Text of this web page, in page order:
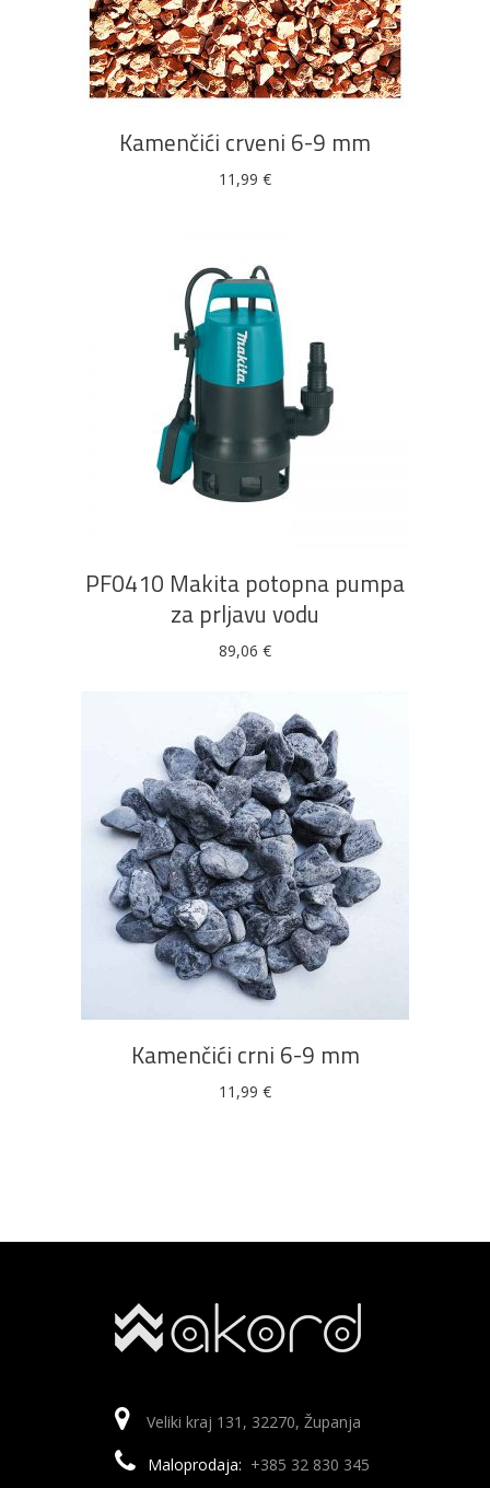
DODAJ U KOŠARICU
Kamenčići crveni 6-9 mm
11,99 €
DODAJ U KOŠARICU
PF0410 Makita potopna pumpa
za prljavu vodu
89,06 €
DODAJ U KOŠARICU
Kamenčići crni 6-9 mm
11,99 €
Veliki kraj 131, 32270, Županja
Maloprodaja: +385 32 830 345